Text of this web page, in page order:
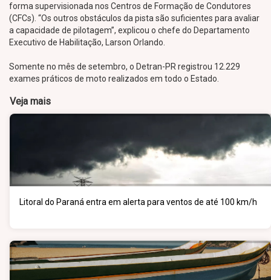
forma supervisionada nos Centros de Formação de Condutores
(CFCs). “Os outros obstáculos da pista são suficientes para avaliar
a capacidade de pilotagem”, explicou o chefe do Departamento
Executivo de Habilitação, Larson Orlando.
Somente no mês de setembro, o Detran-PR registrou 12.229
exames práticos de moto realizados em todo o Estado.
Veja mais
Litoral do Paraná entra em alerta para ventos de até 100 km/h